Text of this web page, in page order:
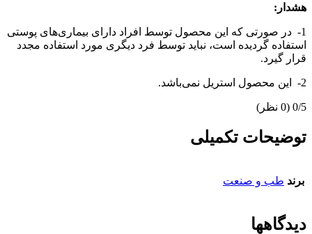
هشدار:
1- در صورتی که این محصول توسط افراد دارای بیماری‌های پوستی
استفاده گردیده است، نباید توسط فرد دیگری مورد استفاده مجدد
قرار گیرد.
2- این محصول استریل نمی‌باشد.
‫0/5 ‫(0 نظر)
توضیحات تکمیلی
برند طب و صنعت
دیدگاهها